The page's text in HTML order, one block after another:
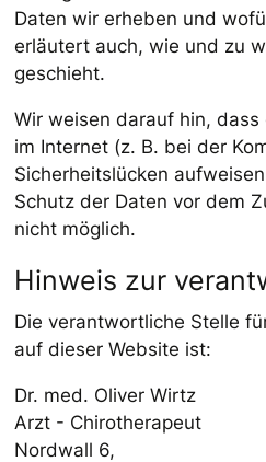
Daten wir erheben und
erläutert auch, wie und zu
geschieht.
Wir weisen darauf hin,
im Internet (z. B. bei der
Sicherheitslücken
Schutz der Daten vor dem
nicht möglich.
Hinweis zur
Die verantwortliche Stelle
auf dieser Website ist:
Dr. med. Oliver Wirtz
Arzt - Chirotherapeut
Nordwall 6,